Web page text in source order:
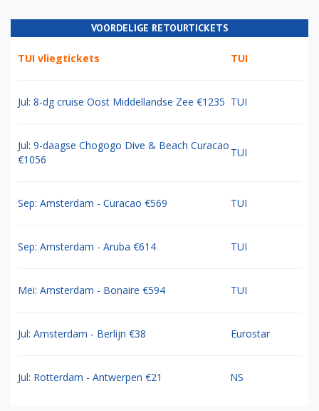
VOORDELIGE RETOURTICKETS
TUI vliegtickets TUI
Jul: 8-dg cruise Oost Middellandse Zee €1235 TUI
Jul: 9-daagse Chogogo Dive & Beach Curacao
€1056
TUI
Sep: Amsterdam - Curacao €569 TUI
Sep: Amsterdam - Aruba €614 TUI
Mei: Amsterdam - Bonaire €594 TUI
Jul: Amsterdam - Berlijn €38 Eurostar
Jul: Rotterdam - Antwerpen €21 NS